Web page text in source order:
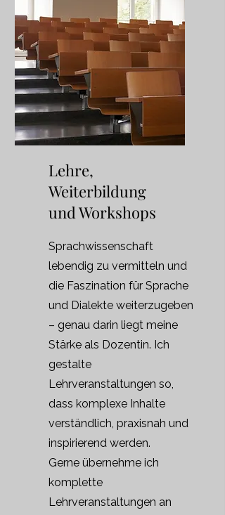
Lehre,
Weiterbildung
und Workshops
Sprachwissenschaft
lebendig zu vermitteln und
die Faszination für Sprache
und Dialekte weiterzugeben
– genau darin liegt meine
Stärke als Dozentin. Ich
gestalte
Lehrveranstaltungen so,
dass komplexe Inhalte
verständlich, praxisnah und
inspirierend werden.
Gerne übernehme ich
komplette
Lehrveranstaltungen an